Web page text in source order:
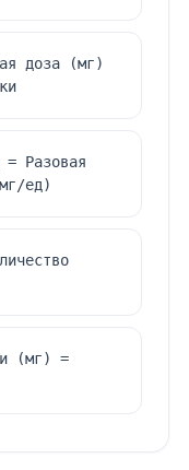
доза (мг)
= Разовая
ед)
(мг) =